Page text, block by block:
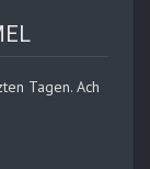
Tagen. Ach